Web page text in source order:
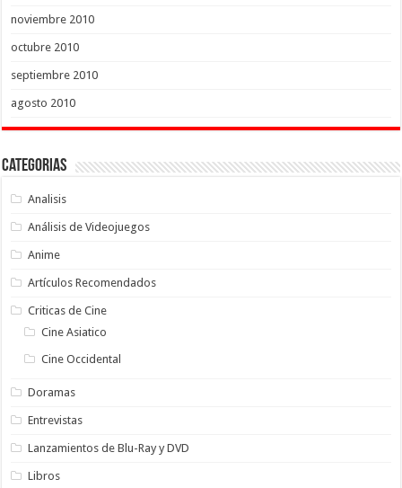
noviembre 2010
octubre 2010
septiembre 2010
agosto 2010
Categorias
Analisis
Análisis de Videojuegos
Anime
Artículos Recomendados
Criticas de Cine
Cine Asiatico
Cine Occidental
Doramas
Entrevistas
Lanzamientos de Blu-Ray y DVD
Libros